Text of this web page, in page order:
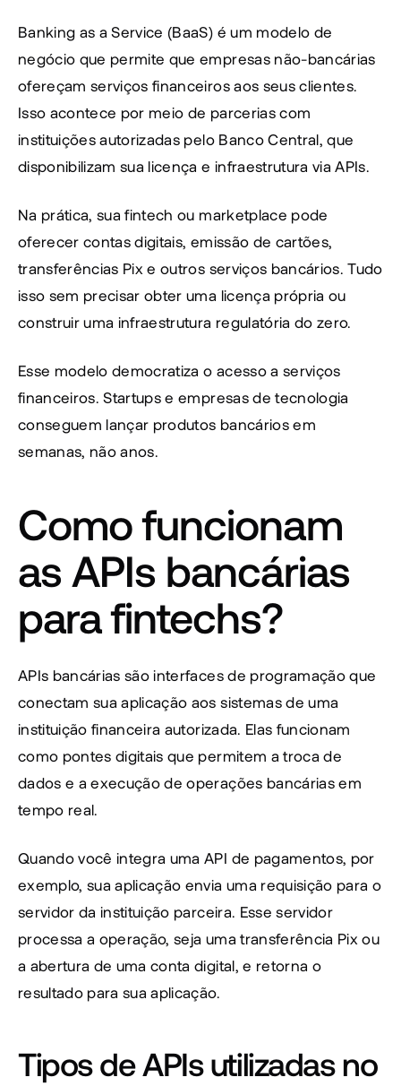
Banking as a Service (BaaS) é um modelo de
negócio que permite que empresas não-bancárias
ofereçam serviços financeiros aos seus clientes.
Isso acontece por meio de parcerias com
instituições autorizadas pelo Banco Central, que
disponibilizam sua licença e infraestrutura via APIs.
Na prática, sua fintech ou marketplace pode
oferecer contas digitais, emissão de cartões,
transferências Pix e outros serviços bancários. Tudo
isso sem precisar obter uma licença própria ou
construir uma infraestrutura regulatória do zero.
Esse modelo democratiza o acesso a serviços
financeiros. Startups e empresas de tecnologia
conseguem lançar produtos bancários em
semanas, não anos.
Como funcionam
as APIs bancárias
para fintechs?
APIs bancárias são interfaces de programação que
conectam sua aplicação aos sistemas de uma
instituição financeira autorizada. Elas funcionam
como pontes digitais que permitem a troca de
dados e a execução de operações bancárias em
tempo real.
Quando você integra uma API de pagamentos, por
exemplo, sua aplicação envia uma requisição para o
servidor da instituição parceira. Esse servidor
processa a operação, seja uma transferência Pix ou
a abertura de uma conta digital, e retorna o
resultado para sua aplicação.
Tipos de APIs utilizadas no